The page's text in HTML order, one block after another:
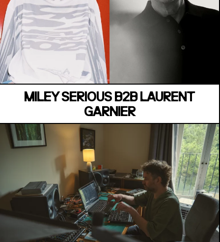
MILEY SERIOUS B2B LAURENT
GARNIER
MANOIR DE KEROUAL
Samedi 04 juillet
MANOIR DE KEROUAL
Samedi 04 juillet